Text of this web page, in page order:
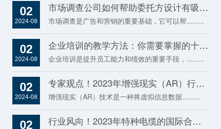
02
2024-08
市场调查公司如何帮助委托方设计有吸引力的广告和营销方案
市场调查是广告和营销的重要基础，它可以帮.........
02
2024-08
企业培训的教学方法：你需要掌握的十大方法
企业培训是提升员工能力和绩效的重要手段，.........
02
2024-08
专家观点！2023年增强现实（AR）行业竞争环境分析
增强现实（AR）技术是一种将虚拟信息数据.........
02 行业风向！2023年特种电缆的国际合作与全球布局